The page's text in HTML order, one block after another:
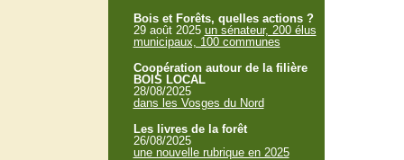
Bois et Forêts, quelles actions ?
29 août 2025 un sénateur, 200 élus
municipaux, 100 communes
Coopération autour de la filière
BOIS LOCAL
28/08/2025
dans les Vosges du Nord
Les livres de la forêt
26/08/2025
une nouvelle rubrique en 2025